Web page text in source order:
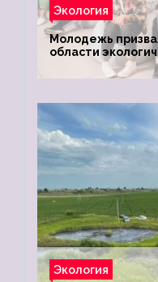
Экология
Молодежь
области
Экология